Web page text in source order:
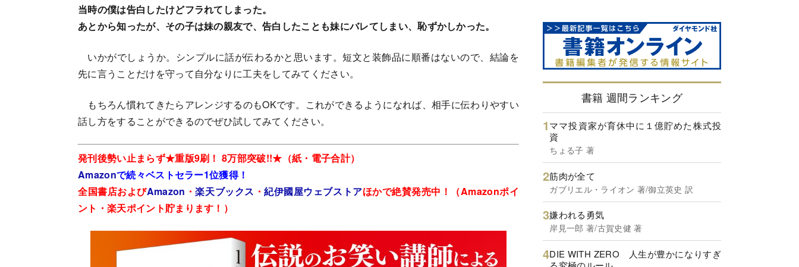
当時の僕は告白したけどフラれてしまった。
あとから知ったが、その子は妹の親友で、告白したことも妹にバレてしまい、恥ずかしかった。
いかがでしょうか。シンプルに話が伝わるかと思います。短文と装飾品に順番はないので、結論を
先に言うことだけを守って自分なりに工夫をしてみてください。
もちろん慣れてきたらアレンジするのもOKです。これができるようになれば、相手に伝わりやすい
話し方をすることができるのでぜひ試してみてください。
発刊後勢い止まらず★重版9刷！ 8万部突破!!★（紙・電子合計）
Amazonで続々ベストセラー1位獲得！
全国書店およびAmazon ・楽天ブックス ・紀伊國屋ウェブストアほかで絶賛発売中！（Amazonポイ
ント・楽天ポイント貯まります！）
書籍 週間ランキング
ママ投資家が育休中に１億貯めた株式投
資
ちょる子 著
筋肉が全て
ガブリエル・ライオン 著/御立英史 訳
嫌われる勇気
岸見一郎 著/古賀史健 著
DIE WITH ZERO 人生が豊かになりすぎ